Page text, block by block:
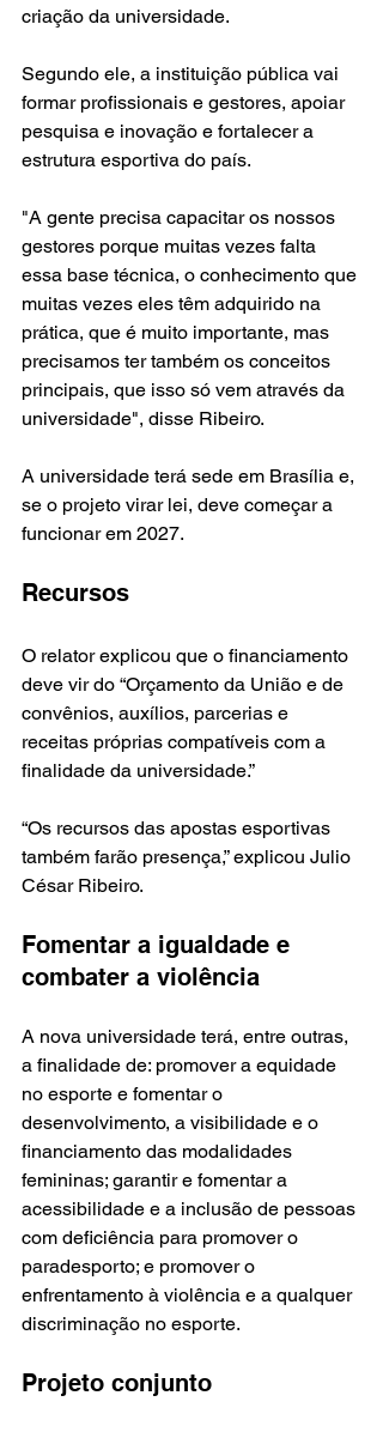
criação da universidade.
Segundo ele, a instituição pública vai
formar profissionais e gestores, apoiar
pesquisa e inovação e fortalecer a
estrutura esportiva do país.
"A gente precisa capacitar os nossos
gestores porque muitas vezes falta
essa base técnica, o conhecimento que
muitas vezes eles têm adquirido na
prática, que é muito importante, mas
precisamos ter também os conceitos
principais, que isso só vem através da
universidade", disse Ribeiro.
A universidade terá sede em Brasília e,
se o projeto virar lei, deve começar a
funcionar em 2027.
Recursos
O relator explicou que o financiamento
deve vir do “Orçamento da União e de
convênios, auxílios, parcerias e
receitas próprias compatíveis com a
finalidade da universidade.”
“Os recursos das apostas esportivas
também farão presença,” explicou Julio
César Ribeiro.
Fomentar a igualdade e
combater a violência
A nova universidade terá, entre outras,
a finalidade de: promover a equidade
no esporte e fomentar o
desenvolvimento, a visibilidade e o
financiamento das modalidades
femininas; garantir e fomentar a
acessibilidade e a inclusão de pessoas
com deficiência para promover o
paradesporto; e promover o
enfrentamento à violência e a qualquer
discriminação no esporte.
Projeto conjunto